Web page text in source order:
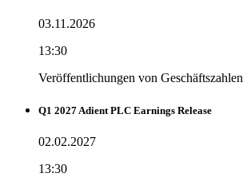
03.11.2026
13:30
Veröffentlichungen von Geschäftszahlen
Q1 2027 Adient PLC Earnings Release
02.02.2027
13:30